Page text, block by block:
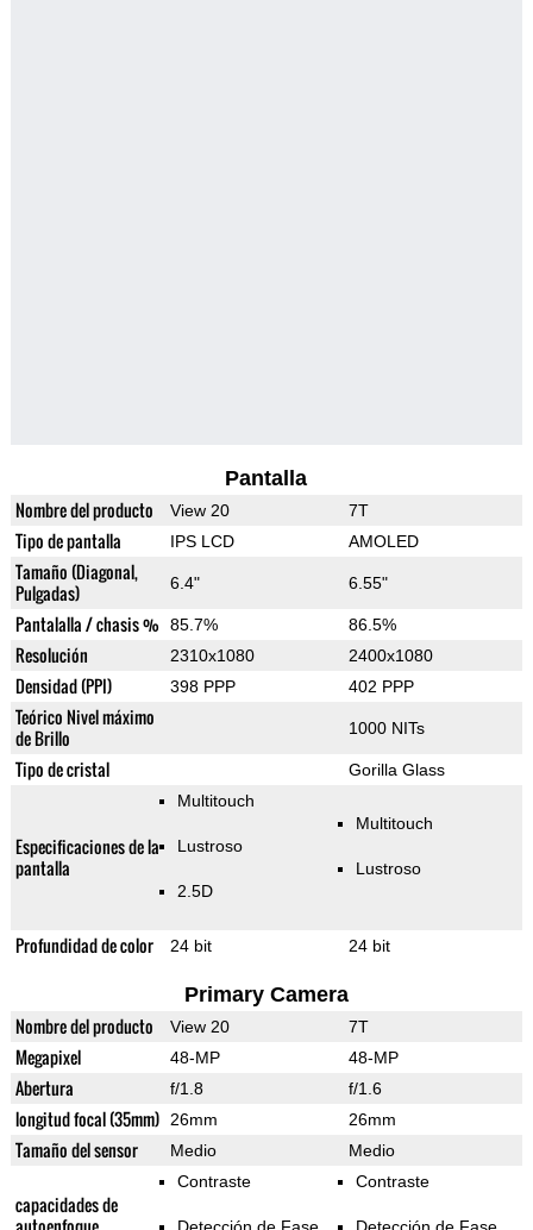
Pantalla
Nombre del producto View 20 7T
Tipo de pantalla IPS LCD AMOLED
Tamaño (Diagonal,
Pulgadas)
6.4" 6.55"
Pantalalla / chasis % 85.7% 86.5%
Resolución 2310x1080 2400x1080
Densidad (PPI) 398 PPP 402 PPP
Teórico Nivel máximo
de Brillo
1000 NITs
Tipo de cristal Gorilla Glass
Especificaciones de la
pantalla
Multitouch
Lustroso
2.5D
Multitouch
Lustroso
Profundidad de color 24 bit 24 bit
Primary Camera
Nombre del producto View 20 7T
Megapixel 48-MP 48-MP
Abertura f/1.8 f/1.6
longitud focal (35mm) 26mm 26mm
Tamaño del sensor Medio Medio
capacidades de
Contraste Contraste